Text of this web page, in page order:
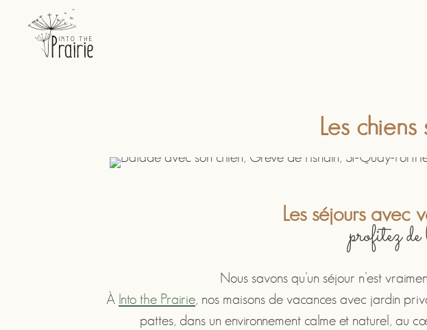
Les
Les séjours avec
profitez
Nous savons qu’un séjour n’est
À Into the Prairie, nos maisons de vacances avec jardin
pattes, dans un environnement calme et naturel, au